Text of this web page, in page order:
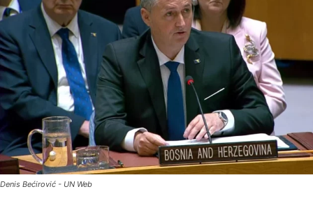
Denis Bećirović - UN Web